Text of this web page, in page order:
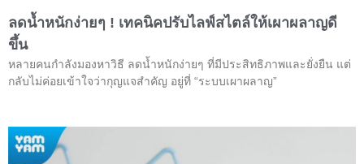
ลดน้ำหนักง่ายๆ ! เทคนิคปรับไลฟ์สไตล์ให้เผาผลาญดี
ขึ้น
หลายคนกำลังมองหาวิธี ลดน้ำหนักง่ายๆ ที่มีประสิทธิภาพและยั่งยืน แต่
กลับไม่ค่อยเข้าใจว่ากุญแจสำคัญ อยู่ที่ “ระบบเผาผลาญ”